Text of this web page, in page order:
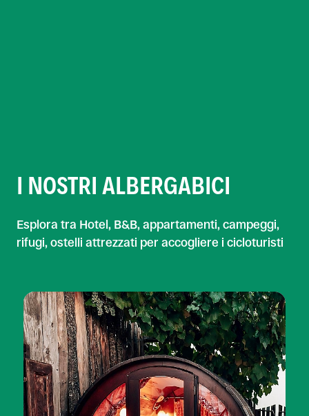
I NOSTRI ALBERGABICI
Esplora tra Hotel, B&B, appartamenti, campeggi,
rifugi, ostelli attrezzati per accogliere i cicloturisti